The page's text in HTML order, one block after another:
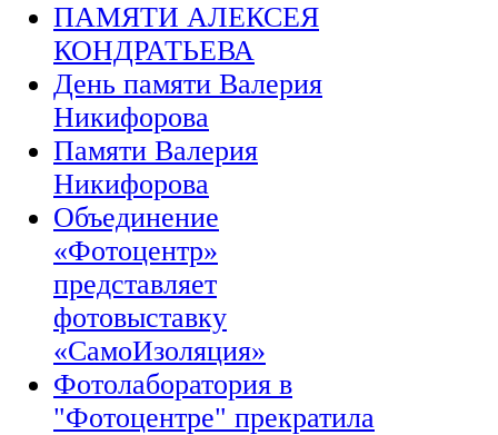
ПАМЯТИ АЛЕКСЕЯ
КОНДРАТЬЕВА
День памяти Валерия
Никифорова
Памяти Валерия
Никифорова
Объединение
«Фотоцентр»
представляет
фотовыставку
«СамоИзоляция»
Фотолаборатория в
"Фотоцентре" прекратила